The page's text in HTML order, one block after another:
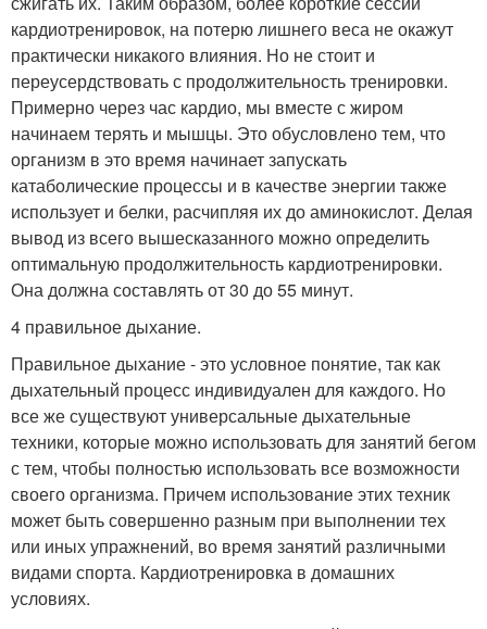
кардиотренировок, на потерю лишнего веса не окажут
практически никакого влияния. Но не стоит и
переусердствовать с продолжительность тренировки.
Примерно через час кардио, мы вместе с жиром
начинаем терять и мышцы. Это обусловлено тем, что
организм в это время начинает запускать
катаболические процессы и в качестве энергии также
использует и белки, расчипляя их до аминокислот. Делая
вывод из всего вышесказанного можно определить
оптимальную продолжительность кардиотренировки.
Она должна составлять от 30 до 55 минут.
4 правильное дыхание.
Правильное дыхание - это условное понятие, так как
дыхательный процесс индивидуален для каждого. Но
все же существуют универсальные дыхательные
техники, которые можно использовать для занятий бегом
с тем, чтобы полностью использовать все возможности
своего организма. Причем использование этих техник
может быть совершенно разным при выполнении тех
или иных упражнений, во время занятий различными
видами спорта. Кардиотренировка в домашних
условиях.